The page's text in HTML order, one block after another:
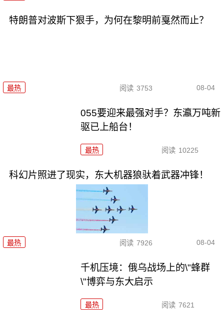
特朗普对波斯下狠手，为何在黎明前戛然而止？
最热 阅读 3753 08-04
055要迎来最强对手？东瀛万吨新
驱已上船台！
最热 阅读 10225
科幻片照进了现实，东大机器狼驮着武器冲锋！
最热 阅读 7926 08-04
千机压境：俄乌战场上的\"蜂群
\"博弈与东大启示
最热 阅读 7621